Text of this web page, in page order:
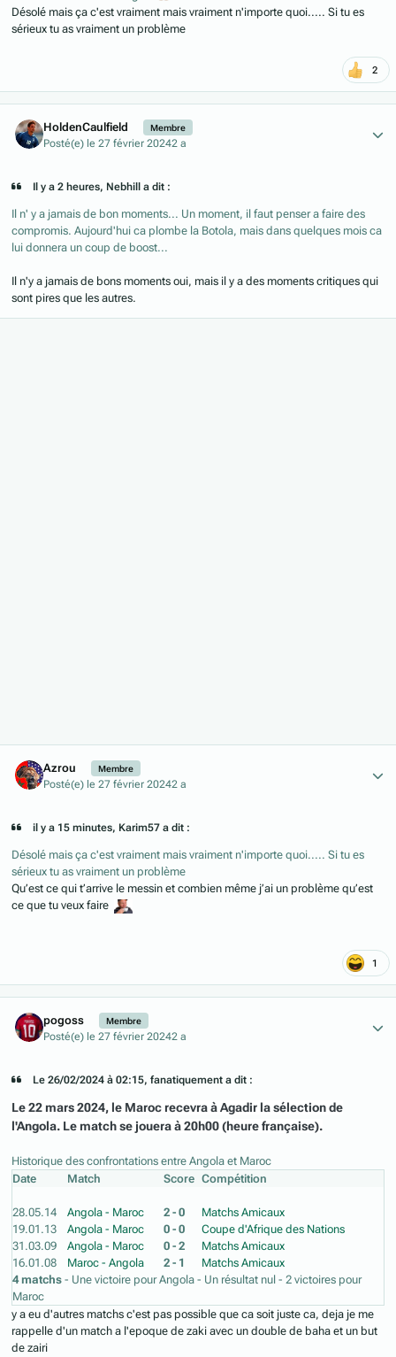
Désolé mais ça c'est vraiment mais vraiment n'importe quoi..... Si tu es
sérieux tu as vraiment un problème
2
HoldenCaulfield Membre
Posté(e) le 27 février 20242 a
Il y a 2 heures, Nebhill a dit :
Il n' y a jamais de bon moments... Un moment, il faut penser a faire des
compromis. Aujourd'hui ca plombe la Botola, mais dans quelques mois ca
lui donnera un coup de boost...
Il n'y a jamais de bons moments oui, mais il y a des moments critiques qui
sont pires que les autres.
Azrou Membre
Posté(e) le 27 février 20242 a
il y a 15 minutes, Karim57 a dit :
Désolé mais ça c'est vraiment mais vraiment n'importe quoi..... Si tu es
sérieux tu as vraiment un problème
Qu’est ce qui t’arrive le messin et combien même j’ai un problème qu’est
ce que tu veux faire
1
pogoss Membre
Posté(e) le 27 février 20242 a
Le 26/02/2024 à 02:15, fanatiquement a dit :
Le 22 mars 2024, le Maroc recevra à Agadir la sélection de
l'Angola. Le match se jouera à 20h00 (heure française).
Historique des confrontations entre Angola et Maroc
Date
Match Score Compétition
4 matchs - Une victoire pour Angola - Un résultat nul - 2 victoires pour
Maroc
28.05.14 Angola - Maroc 2 - 0
Matchs Amicaux
19.01.13
Angola - Maroc 0 - 0
Coupe d'Afrique des Nations
31.03.09
Angola - Maroc 0 - 2
Matchs Amicaux
16.01.08
Maroc - Angola 2 - 1 Matchs Amicaux
y a eu d'autres matchs c'est pas possible que ca soit juste ca, deja je me
rappelle d'un match a l'epoque de zaki avec un double de baha et un but
de zairi